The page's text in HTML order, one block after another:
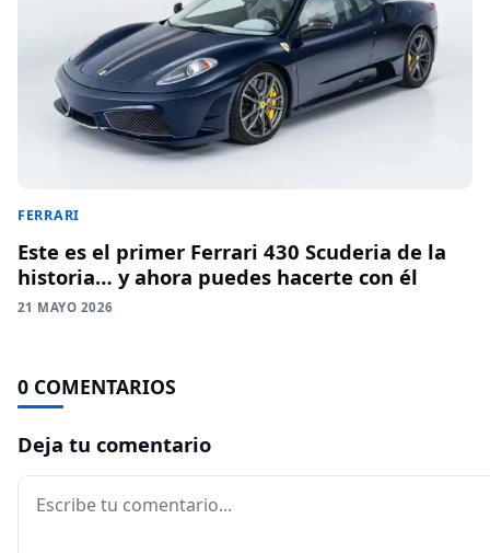
FERRARI
Este es el primer Ferrari 430 Scuderia de la
historia… y ahora puedes hacerte con él
21 MAYO 2026
0 COMENTARIOS
Deja tu comentario
Comentario